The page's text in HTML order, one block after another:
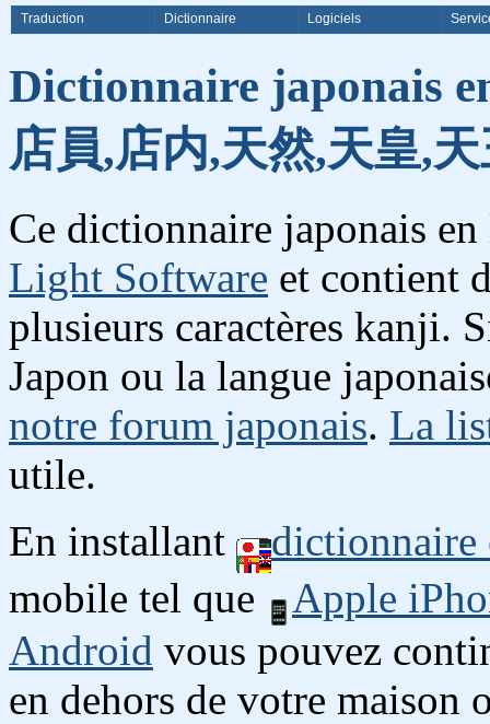
Traduction Dictionnaire Logiciels
Dictionnaire japonais
店員,店内,天然,天皇,
Ce dictionnaire japonais
Light Software et contient
plusieurs caractères kanji.
Japon ou la langue
notre forum japonais. La
utile.
En installant
mobile tel que
Apple
Android vous pouvez
en dehors de votre maison